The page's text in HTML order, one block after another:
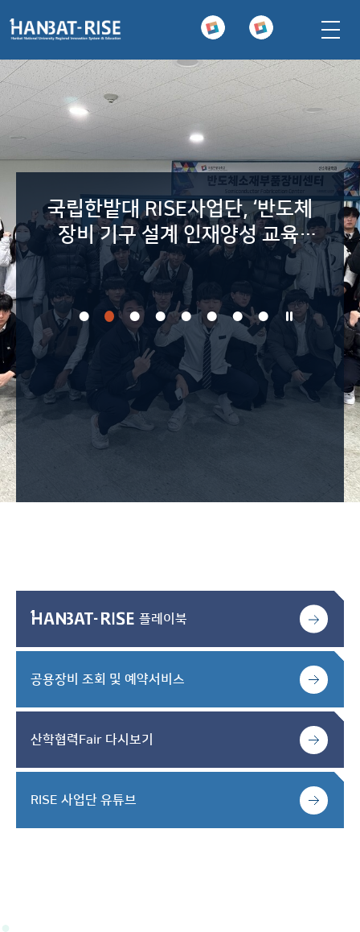
국립한밭대 RISE사업단, ‘반도체
장비 기구 설계 인재양성 교육’
성료
플레이북
공용장비 조회 및 예약서비스
산학협력Fair 다시보기
RISE 사업단 유튜브